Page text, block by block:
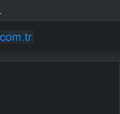
Avro Tasarruf Sağlıyor